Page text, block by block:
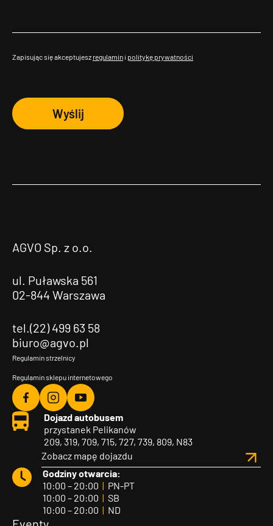
Zapisując się akceptujesz regulamin i politykę prywatności
Wyślij
AGVO Sp. z o.o.
ul. Puławska 561
02-844 Warszawa
tel.(22) 499 63 58
biuro@agvo.pl
Regulamin strzelnicy
Regulamin sklepu internetowego
Agvo
Facebook
Agvo
Instagram
Agvo
YouTube
Dojazd autobusem
przystanek Pelikanów
209, 319, 709, 715, 727, 739, 809, N83
Zobacz mapę dojazdu
Godziny otwarcia:
10:00 – 20:00 | PN-PT
10:00 – 20:00 | SB
10:00 – 20:00 | ND